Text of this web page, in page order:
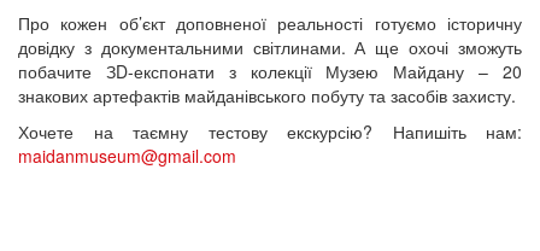
Про кожен об’єкт доповненої реальності готуємо історичну
довідку з документальними світлинами. А ще охочі зможуть
побачите ЗD-експонати з колекції Музею Майдану – 20
знакових артефактів майданівського побуту та засобів захисту.
Хочете на таємну тестову екскурсію? Напишіть нам:
maidanmuseum@gmail.com